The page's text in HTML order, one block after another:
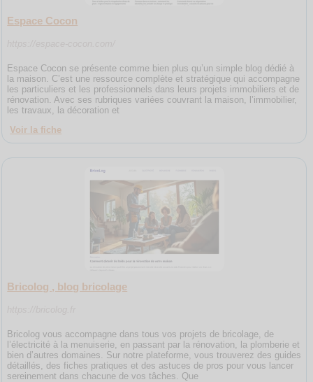
Espace Cocon
Espace Cocon se présente comme bien plus qu’un simple blog dédié à
la maison. C’est une ressource complète et stratégique qui accompagne
les particuliers et les professionnels dans leurs projets immobiliers et de
rénovation. Avec ses rubriques variées couvrant la maison, l’immobilier,
les travaux, la décoration et
Voir la fiche
Bricolog , blog bricolage
Bricolog vous accompagne dans tous vos projets de bricolage, de
l’électricité à la menuiserie, en passant par la rénovation, la plomberie et
bien d’autres domaines. Sur notre plateforme, vous trouverez des guides
détaillés, des fiches pratiques et des astuces de pros pour vous lancer
sereinement dans chacune de vos tâches. Que